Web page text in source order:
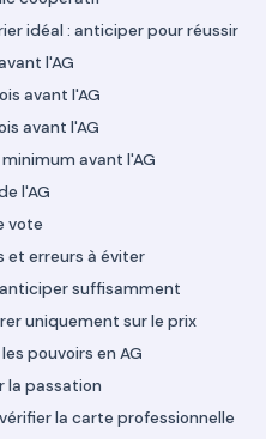
idéal : anticiper pour réussir
l'AG
avant l'AG
avant l'AG
minimum avant l'AG
l'AG
vote
et erreurs à éviter
suffisamment
uniquement sur le prix
pouvoirs en AG
la passation
la carte professionnelle